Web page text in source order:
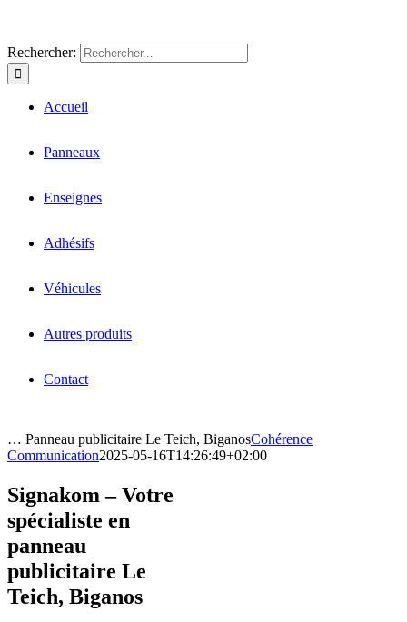
Rechercher:
Accueil
Panneaux
Enseignes
Adhésifs
Véhicules
Autres produits
Contact
… Panneau publicitaire Le Teich, BiganosCohérence
Communication2025-05-16T14:26:49+02:00
Signakom – Votre
spécialiste en
panneau
publicitaire Le
Teich, Biganos